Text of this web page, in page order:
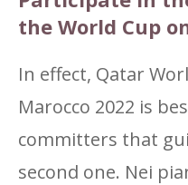
the World Cup
In effect, Qatar
Marocco 2022 is
committers that
second one. Nei